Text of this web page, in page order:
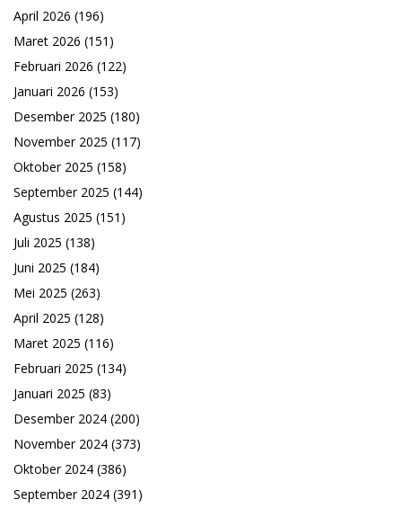
April 2026 (196)
Maret 2026 (151)
Februari 2026 (122)
Januari 2026 (153)
Desember 2025 (180)
November 2025 (117)
Oktober 2025 (158)
September 2025 (144)
Agustus 2025 (151)
Juli 2025 (138)
Juni 2025 (184)
Mei 2025 (263)
April 2025 (128)
Maret 2025 (116)
Februari 2025 (134)
Januari 2025 (83)
Desember 2024 (200)
November 2024 (373)
Oktober 2024 (386)
September 2024 (391)